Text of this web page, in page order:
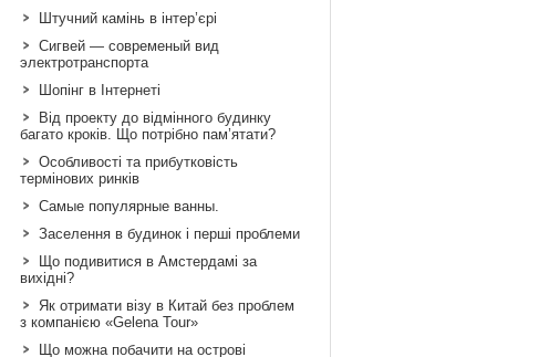
Штучний камінь в інтер’єрі
Сигвей — современый вид
электротранспорта
Шопінг в Інтернеті
Від проекту до відмінного будинку
багато кроків. Що потрібно пам’ятати?
Особливості та прибутковість
термінових ринків
Самые популярные ванны.
Заселення в будинок і перші проблеми
Що подивитися в Амстердамі за
вихідні?
Як отримати візу в Китай без проблем
з компанією «Gelena Tour»
Що можна побачити на острові